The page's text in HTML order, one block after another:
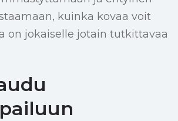
kuinka kovaa voit
on jokaiselle jotain tutkittavaa